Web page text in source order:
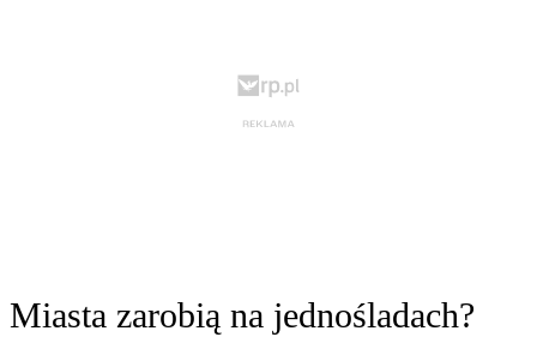
Miasta zarobią na jednośladach?